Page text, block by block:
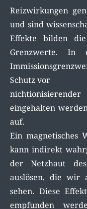
Reizwirkungen
und sind
Effekte bilden
Grenzwerte.
Schutz vor
eingehalten
auf.
Ein magnetisches
kann indirekt
der Netzhaut
auslösen, die wir
sehen. Diese
empfunden